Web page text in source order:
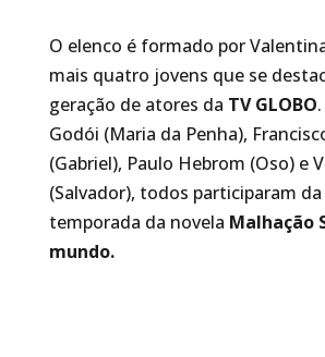
O elenco é formado por
mais quatro jovens que se
geração de atores da TV GLOBO
Godói (Maria da Penha),
(Gabriel), Paulo Hebrom (Oso) e
(Salvador), todos participaram
temporada da novela Malhação
mundo.